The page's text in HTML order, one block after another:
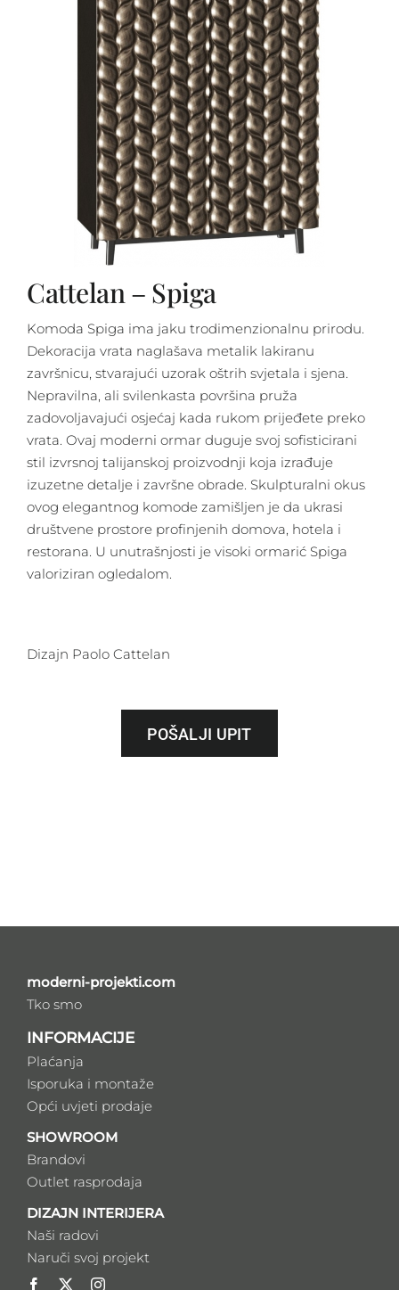
Cattelan – Spiga
Komoda Spiga ima jaku trodimenzionalnu prirodu.
Dekoracija vrata naglašava metalik lakiranu
završnicu, stvarajući uzorak oštrih svjetala i sjena.
Nepravilna, ali svilenkasta površina pruža
zadovoljavajući osjećaj kada rukom prijeđete preko
vrata. Ovaj moderni ormar duguje svoj sofisticirani
stil izvrsnoj talijanskoj proizvodnji koja izrađuje
izuzetne detalje i završne obrade. Skulpturalni okus
ovog elegantnog komode zamišljen je da ukrasi
društvene prostore profinjenih domova, hotela i
restorana. U unutrašnjosti je visoki ormarić Spiga
valoriziran ogledalom.
Dizajn Paolo Cattelan
POŠALJI UPIT
moderni-projekti.com
Tko smo
INFORMACIJE
Plaćanja
Isporuka i montaže
Opći uvjeti prodaje
SHOWROOM
Brandovi
Outlet rasprodaja
DIZAJN INTERIJERA
Naši radovi
Naruči svoj projekt